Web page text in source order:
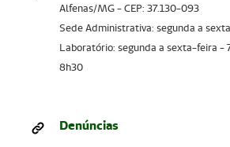
Alfenas/MG - CEP: 37.130-093
Sede Administrativa: segunda a
Laboratório: segunda a sexta-feira -
8h30
Denúncias